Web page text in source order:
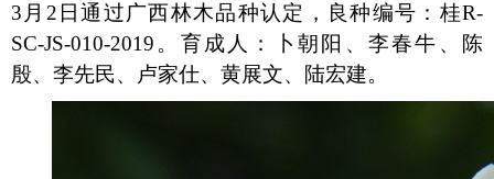
3月2日通过广西林木品种认定，良种编号：桂R-
SC-JS-010-2019。育成人：卜朝阳、李春牛、陈
殷、李先民、卢家仕、黄展文、陆宏建。